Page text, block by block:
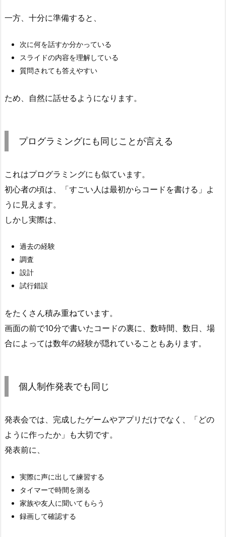
グ
も
こ
が
え
る
4.
人
制
作
発
で
も
同
お
め
の
練
方
法
5.
1.
拘束日数：
1回あたりの時間：
一方、十分に準備すると、
次に何を話すか分かっている
スライドの内容を理解している
質問されても答えやすい
ため、自然に話せるようになります。
プログラミングにも同じことが言える
これはプログラミングにも似ています。
初心者の頃は、「すごい人は最初からコードを書ける」よ
うに見えます。
しかし実際は、
過去の経験
調査
設計
試行錯誤
をたくさん積み重ねています。
画面の前で10分で書いたコードの裏に、数時間、数日、場
合によっては数年の経験が隠れていることもあります。
個人制作発表でも同じ
発表会では、完成したゲームやアプリだけでなく、「どの
ように作ったか」も大切です。
発表前に、
実際に声に出して練習する
タイマーで時間を測る
家族や友人に聞いてもらう
録画して確認する